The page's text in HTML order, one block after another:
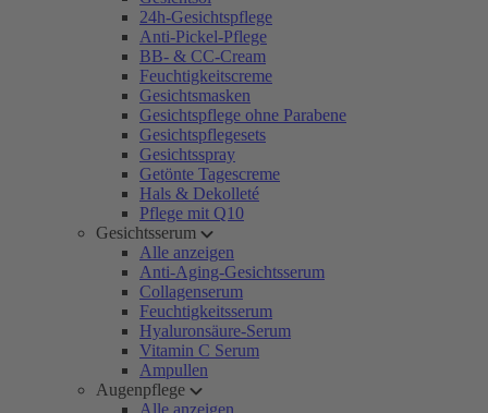
24h-Gesichtspflege
Anti-Pickel-Pflege
BB- & CC-Cream
Feuchtigkeitscreme
Gesichtsmasken
Gesichtspflege ohne Parabene
Gesichtspflegesets
Gesichtsspray
Getönte Tagescreme
Hals & Dekolleté
Pflege mit Q10
Gesichtsserum
Alle anzeigen
Anti-Aging-Gesichtsserum
Collagenserum
Feuchtigkeitsserum
Hyaluronsäure-Serum
Vitamin C Serum
Ampullen
Augenpflege
Alle anzeigen